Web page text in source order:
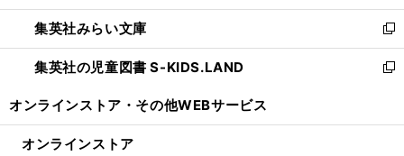
開
く
ウ
で
開
く
ン
ド
ウ
で
ウ
ィ
ン
ド
開
集英社みらい文庫
新
し
い
ン
集英社の児童図書 S-KIDS.LAND
新
ウ
オンラインストア・ その他WEBサービス
オンラインストア